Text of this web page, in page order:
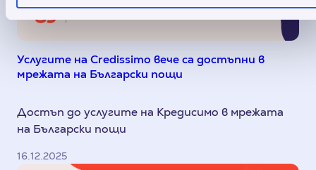
Услугите на Credissimo вече са достъпни в
мрежата на Български пощи
Достъп до услугите на Кредисимо в мрежата
на Български пощи
16.12.2025